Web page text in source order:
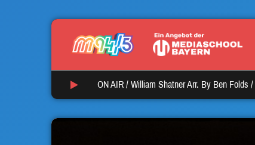
ON AIR / William Shatner Arr. By Ben Folds /